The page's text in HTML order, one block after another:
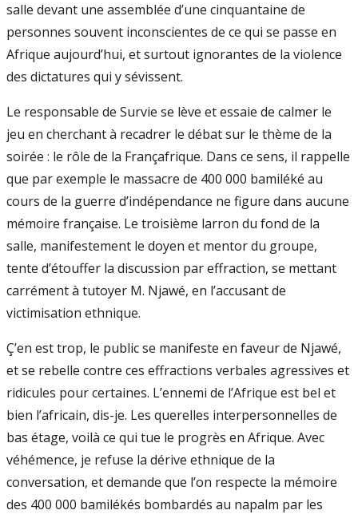
salle devant une assemblée d’une cinquantaine de
personnes souvent inconscientes de ce qui se passe en
Afrique aujourd’hui, et surtout ignorantes de la violence
des dictatures qui y sévissent.
Le responsable de Survie se lève et essaie de calmer le
jeu en cherchant à recadrer le débat sur le thème de la
soirée : le rôle de la Françafrique. Dans ce sens, il rappelle
que par exemple le massacre de 400 000 bamiléké au
cours de la guerre d’indépendance ne figure dans aucune
mémoire française. Le troisième larron du fond de la
salle, manifestement le doyen et mentor du groupe,
tente d’étouffer la discussion par effraction, se mettant
carrément à tutoyer M. Njawé, en l’accusant de
victimisation ethnique.
Ç’en est trop, le public se manifeste en faveur de Njawé,
et se rebelle contre ces effractions verbales agressives et
ridicules pour certaines. L’ennemi de l’Afrique est bel et
bien l’africain, dis-je. Les querelles interpersonnelles de
bas étage, voilà ce qui tue le progrès en Afrique. Avec
véhémence, je refuse la dérive ethnique de la
conversation, et demande que l’on respecte la mémoire
des 400 000 bamilékés bombardés au napalm par les